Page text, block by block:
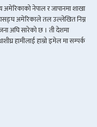
अमेरिकाको नेपाल र जापानमा शाखा
अमेरिकाले तल उल्लेखित निम्न
अघि सारेको छ । ती देशमा
हामीलाई हाम्रो इमेल मा सम्पर्क